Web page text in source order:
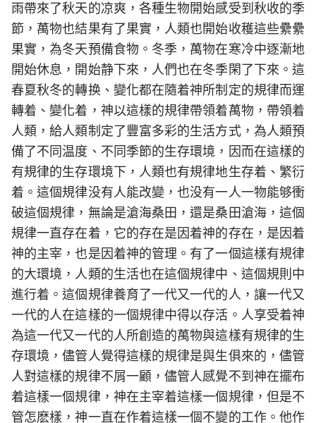
雨帶來了秋天的凉爽，各種生物開始感受到秋收的季
節，萬物也結果有了果實，人類也開始收穫這些纍纍
果實，為冬天預備食物。冬季，萬物在寒冷中逐漸地
開始休息，開始静下來，人們也在冬季閑了下來。這
春夏秋冬的轉换、變化都在隨着神所制定的規律而運
轉着、變化着，神以這樣的規律帶領着萬物，帶領着
人類，給人類制定了豐富多彩的生活方式，為人類預
備了不同温度、不同季節的生存環境，因而在這樣的
有規律的生存環境下，人類也有規律地生存着、繁衍
着。這個規律没有人能改變，也没有一人一物能够衝
破這個規律，無論是滄海桑田，還是桑田滄海，這個
規律一直存在着，它的存在是因着神的存在，是因着
神的主宰，也是因着神的管理。有了一個這樣有規律
的大環境，人類的生活也在這個規律中、這個規則中
進行着。這個規律養育了一代又一代的人，讓一代又
一代的人在這樣的一個規律中得以存活。人享受着神
為這一代又一代的人所創造的萬物與這樣有規律的生
存環境，儘管人覺得這樣的規律是與生俱來的，儘管
人對這樣的規律不屑一顧，儘管人感覺不到神在擺布
着這樣一個規律，神在主宰着這樣一個規律，但是不
管怎麽樣，神一直在作着這樣一個不變的工作。他作